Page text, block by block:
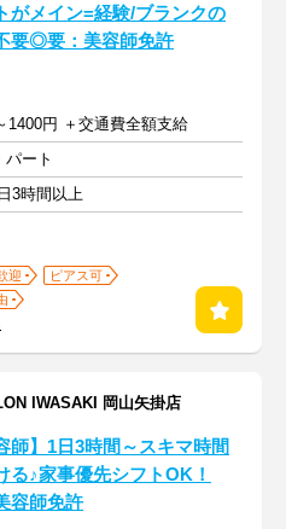
がメイン=経験/ブランクの
要◎要：美容師免許
1400円 ＋交通費全額支給
パート
3時間以上
迎
ピアス可
IWASAKI 岡山矢掛店
師】1日3時間～スキマ時間
る♪家事優先シフトOK！
容師免許